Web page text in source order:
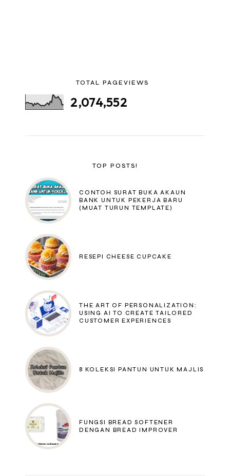
TOTAL PAGEVIEWS
2,074,552
TOP POSTS!
CONTOH SURAT BUKA AKAUN
BANK UNTUK PEKERJA BARU
(MUAT TURUN TEMPLATE)
RESEPI CHEESE CUPCAKE
THE ART OF PERSONALIZATION:
USING AI TO CREATE TAILORED
CUSTOMER EXPERIENCES
8 KOLEKSI PANTUN UNTUK MAJLIS
FUNGSI BREAD SOFTENER
DENGAN BREAD IMPROVER